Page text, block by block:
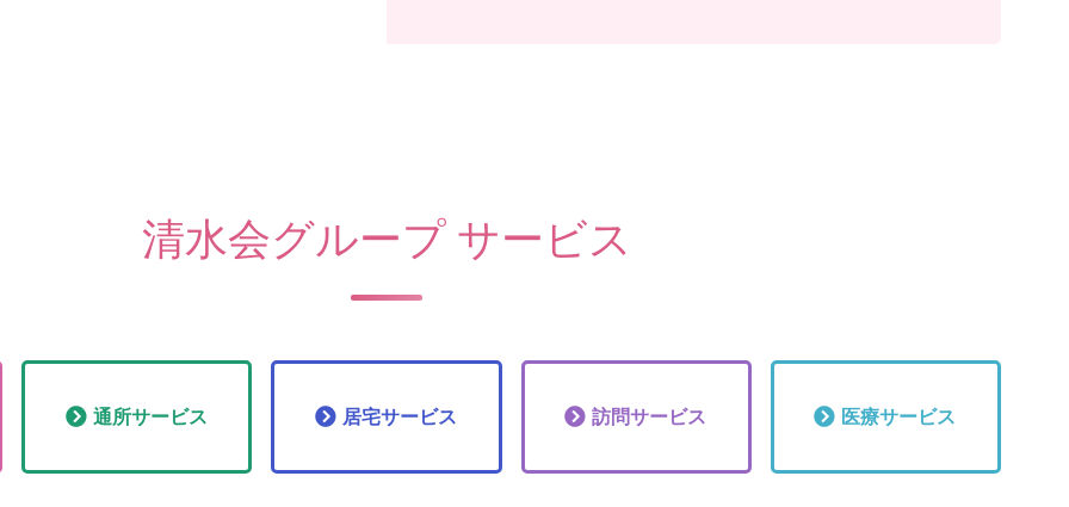
清水会グループ サービス
通所サービス 居宅サービス 訪問サービス 医療サービス